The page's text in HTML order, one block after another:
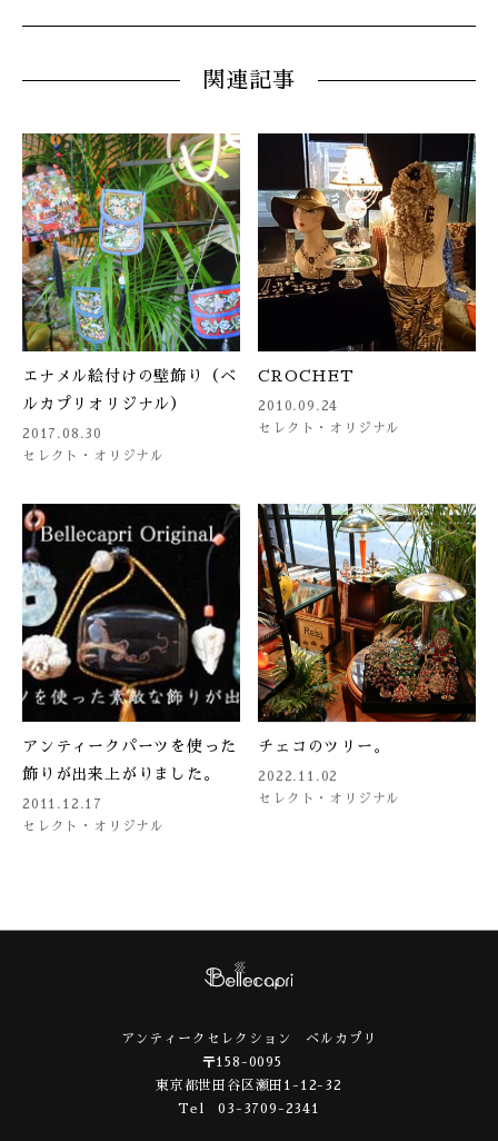
関連記事
エナメル絵付けの壁飾り（ベ
ルカプリオリジナル）
2017.08.30
セレクト・オリジナル
CROCHET
2010.09.24
セレクト・オリジナル
アンティークパーツを使った
飾りが出来上がりました。
2011.12.17
セレクト・オリジナル
チェコのツリー。
2022.11.02
セレクト・オリジナル
アンティークセレクション ベルカプリ
〒158-0095
東京都世田谷区瀬田1-12-32
Tel 03-3709-2341